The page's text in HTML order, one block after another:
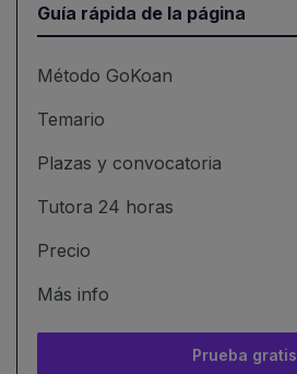
Guía rápida de la página
Método GoKoan
Temario
Plazas y convocatoria
Tutora 24 horas
Precio
Más info
Prueba gratis